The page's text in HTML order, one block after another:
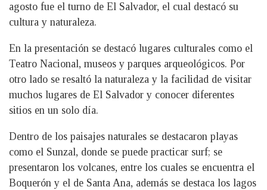
agosto fue el turno de El Salvador, el cual destacó su
cultura y naturaleza.
En la presentación se destacó lugares culturales como el
Teatro Nacional, museos y parques arqueológicos. Por
otro lado se resaltó la naturaleza y la facilidad de visitar
muchos lugares de El Salvador y conocer diferentes
sitios en un solo día.
Dentro de los paisajes naturales se destacaron playas
como el Sunzal, donde se puede practicar surf; se
presentaron los volcanes, entre los cuales se encuentra el
Boquerón y el de Santa Ana, además se destaca los lagos